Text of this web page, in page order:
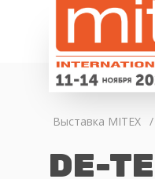
Выставка MITEX /
DE-